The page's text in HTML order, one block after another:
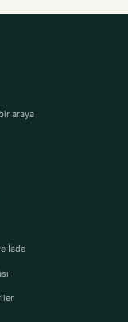
araya
İade